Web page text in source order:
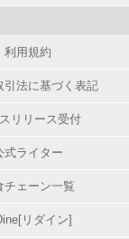
利用規約
引法に基づく表記
リリース受付
式ライター
チェーン一覧
リダイン]